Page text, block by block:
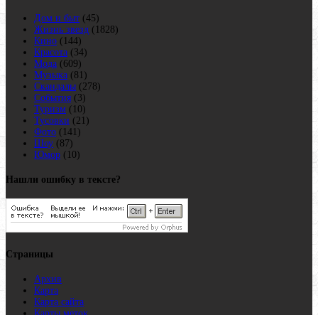
Дом и быт (45)
Жизнь звезд (1828)
Кино (144)
Красота (34)
Мода (609)
Музыка (81)
Скандалы (278)
События (3)
Туризм (10)
Тусовки (21)
Фото (141)
Шоу (87)
Юмор (10)
Нашли ошибку в тексте?
Страницы
Архив
Карта
Карта сайта
Карты меток